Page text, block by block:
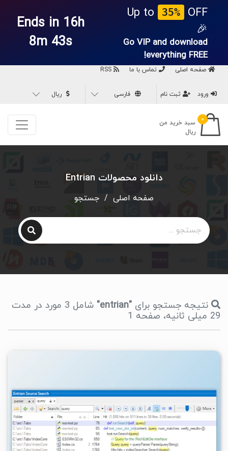
Up to 35%
OFF
🎉
Go VIP and download
everything FREE!
Ends in 16h
8m 43s
صفحه اصلی تماس با ما
ورود ثبت نام فارسی ریال
۰
سبد خرید من
ریال
دانلود محصولات Entrian
صفحه اصلی / جستجو
نتیجه جستجو برای "entrian"
شامل 3 مورد در مدت
29 میلی ثانیه، صفحه 1
۶/۰۵K ۱۴۰۲/۰۶/۱۹ ۲